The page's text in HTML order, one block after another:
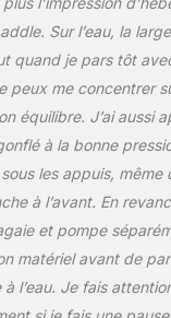
Sur l’eau, la
quand je pars tôt
peux me concentrer
équilibre. J’ai aussi
à la bonne
les appuis, même
à l’avant. En
et pompe
matériel avant de
l’eau. Je fais